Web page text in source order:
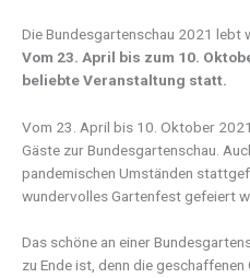
Die Bundesgartenschau 2021 lebt
Vom 23. April bis zum 10.
beliebte Veranstaltung statt.
Vom 23. April bis 10. Oktober
Gäste zur Bundesgartenschau.
pandemischen Umständen
wundervolles Gartenfest gefeiert
Das schöne an einer
zu Ende ist, denn die